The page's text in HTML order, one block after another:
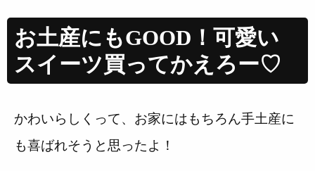
お土産にもGOOD！可愛い
スイーツ買ってかえろー♡
かわいらしくって、お家にはもちろん手土産に
も喜ばれそうと思ったよ！